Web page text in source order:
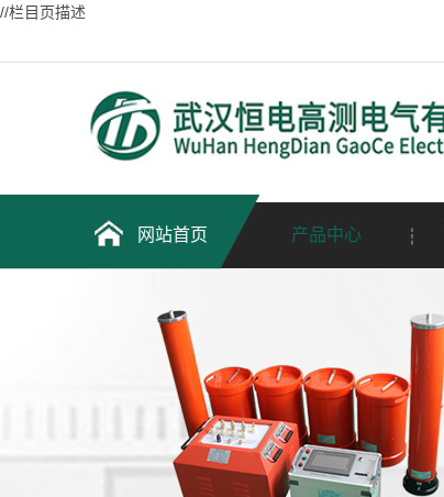
//栏目页描述
网站首页 产品中心